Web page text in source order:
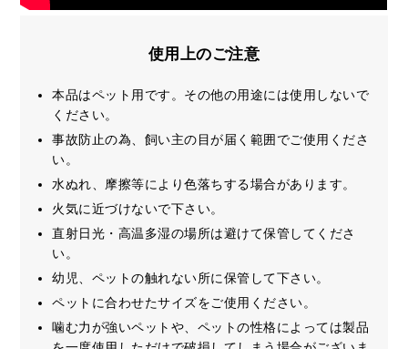
使用上のご注意
本品はペット用です。その他の用途には使用しないで
ください。
事故防止の為、飼い主の目が届く範囲でご使用くださ
い。
水ぬれ、摩擦等により色落ちする場合があります。
火気に近づけないで下さい。
直射日光・高温多湿の場所は避けて保管してくださ
い。
幼児、ペットの触れない所に保管して下さい。
ペットに合わせたサイズをご使用ください。
噛む力が強いペットや、ペットの性格によっては製品